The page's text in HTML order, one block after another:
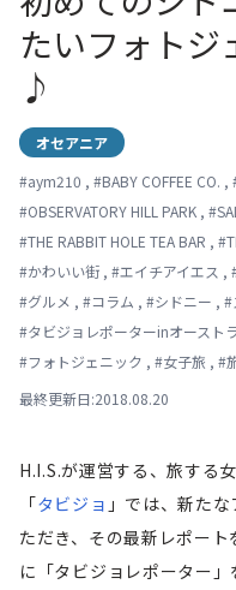
たいフォトジ
♪
オセアニア
#aym210 , #BABY COFFEE CO. ,
#OBSERVATORY HILL PARK , #
#THE RABBIT HOLE TEA BAR , #
#かわいい街 , #エイチアイエス ,
#グルメ , #コラム , #シドニー , #
#タビジョレポーターinオースト
#フォトジェニック , #女子旅 , #
最終更新日:2018.08.20
H.I.S.が運営する、旅する
「タビジョ 」では、新た
ただき、その最新レポー
に「タビジョレポーター」